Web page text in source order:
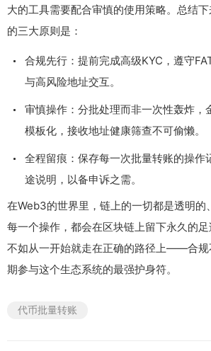
大的工具需要配合审慎的使用策略。总结
的三大原则是：
合规先行：提前完成高级KYC，遵守
与高风险地址交互。
审慎操作：分批处理而非一次性轰炸，
模板化，接收地址健康筛查不可偷懒。
全程留痕：保存每一次批量转账的操作
途说明，以备申诉之需。
在Web3的世界里，链上的一切都是透明的
每一个操作，都会在区块链上留下永久的足
不如从一开始就走在正确的路径上——合规
期参与这个生态系统的最强护身符。
代币批量转账